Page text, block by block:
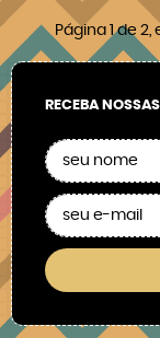
Página 1 de
RECEBA